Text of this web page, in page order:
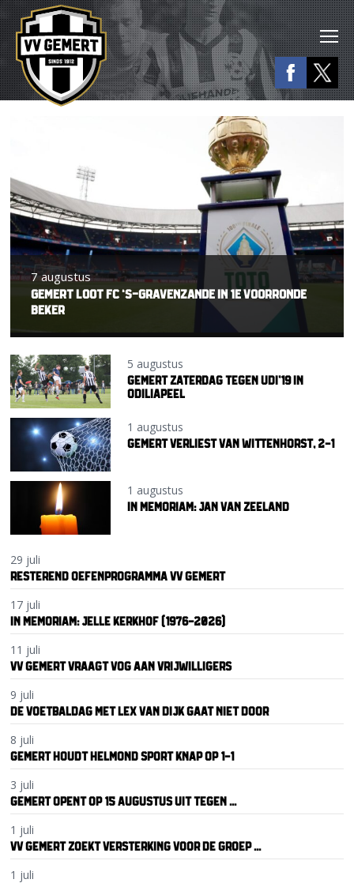
7 augustus
GEMERT LOOT FC ‘S-GRAVENZANDE IN 1E VOORRONDE
BEKER
5 augustus
GEMERT ZATERDAG TEGEN UDI’19 IN
ODILIAPEEL
1 augustus
GEMERT VERLIEST VAN WITTENHORST, 2-1
1 augustus
IN MEMORIAM: JAN VAN ZEELAND
29 juli
RESTEREND OEFENPROGRAMMA VV GEMERT
17 juli
IN MEMORIAM: JELLE KERKHOF (1976-2026)
11 juli
VV GEMERT VRAAGT VOG AAN VRIJWILLIGERS
9 juli
DE VOETBALDAG MET LEX VAN DIJK GAAT NIET DOOR
8 juli
GEMERT HOUDT HELMOND SPORT KNAP OP 1-1
3 juli
GEMERT OPENT OP 15 AUGUSTUS UIT TEGEN ...
1 juli
VV GEMERT ZOEKT VERSTERKING VOOR DE GROEP ...
1 juli